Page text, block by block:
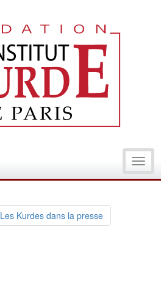
Les Kurdes dans la presse